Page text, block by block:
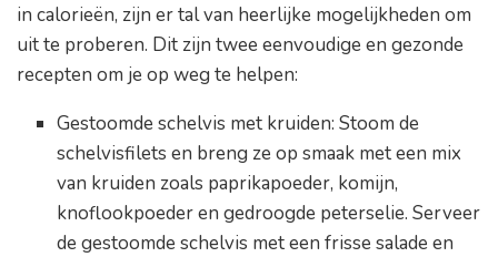
in calorieën, zijn er tal van heerlijke mogelijkheden om
uit te proberen. Dit zijn twee eenvoudige en gezonde
recepten om je op weg te helpen:
Gestoomde schelvis met kruiden: Stoom de
schelvisfilets en breng ze op smaak met een mix
van kruiden zoals paprikapoeder, komijn,
knoflookpoeder en gedroogde peterselie. Serveer
de gestoomde schelvis met een frisse salade en